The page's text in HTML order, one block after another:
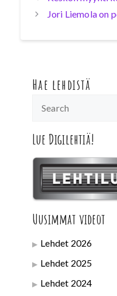
Jori Liemola on
Hae lehdistä
Lue Digilehtiä!
Uusimmat videot
Lehdet 2026
Lehdet 2025
Lehdet 2024